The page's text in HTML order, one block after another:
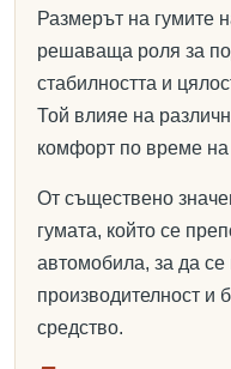
Размерът на гумите
решаваща роля за
стабилността и
Той влияе на
комфорт по време
От съществено
гумата, който се
автомобила, за да се
производителност и
средство.